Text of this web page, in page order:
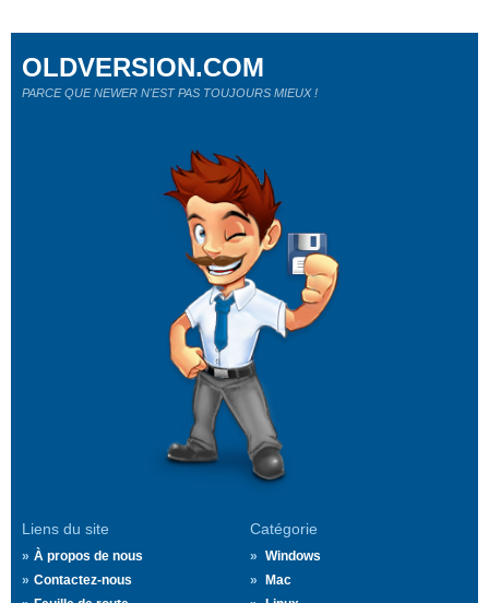
Liens du site
À propos de nous
Contactez-nous
Catégorie
Windows
Mac
OLDVERSION.COM
PARCE QUE NEWER N'EST PAS TOUJOURS MIEUX !